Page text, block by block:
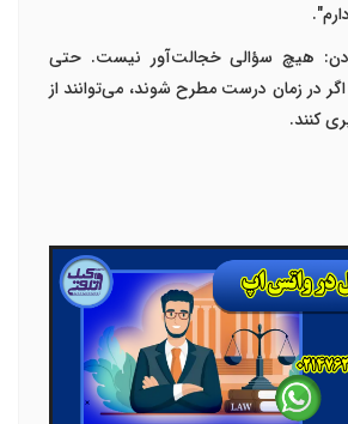
".
: هیچ سؤالی خجالت‌آور نیست. حتی
اگر در زمان درست مطرح شوند، می‌توانند از
کنند.